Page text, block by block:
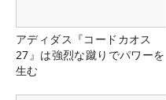
アディダス『コードカオス
27』は強烈な蹴りでパワーを
生む